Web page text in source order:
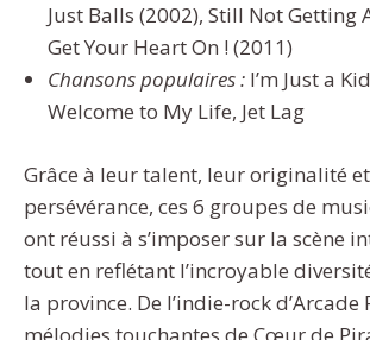
Just Balls (2002), Still Not Getting
Get Your Heart On ! (2011)
Chansons populaires : I’m Just a
Welcome to My Life, Jet Lag
Grâce à leur talent, leur originalité
persévérance, ces 6 groupes de
ont réussi à s’imposer sur la scène
tout en reflétant l’incroyable
la province. De l’indie-rock d’Arcade
mélodies touchantes de Cœur de